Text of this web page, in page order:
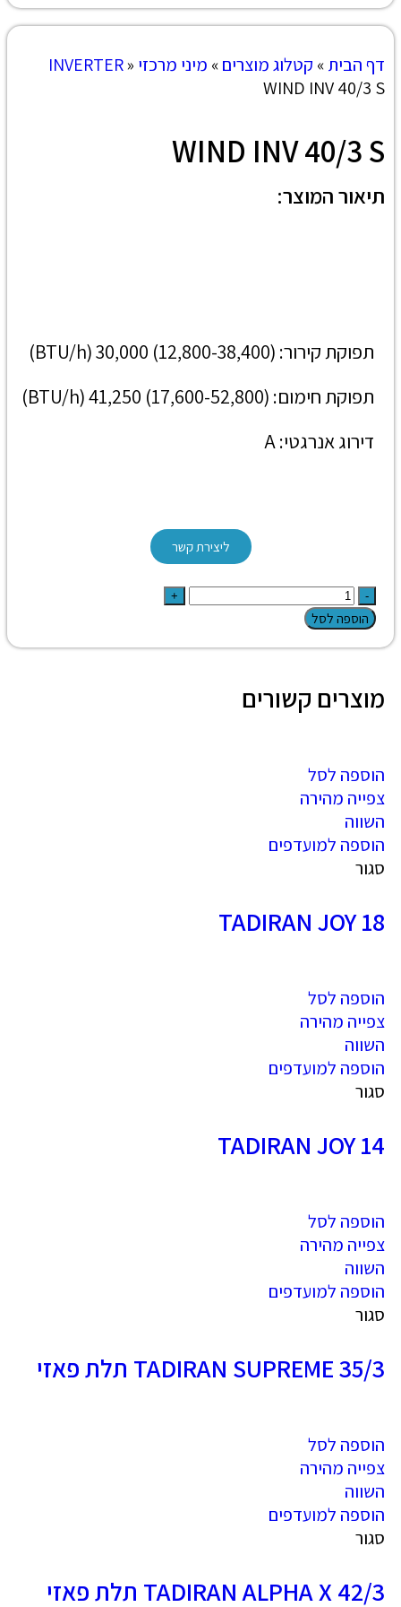
דף הבית» קטלוג מוצרים» מיני מרכזי INVERTER »
WIND INV 40/3 S
WIND INV 40/3 S
תיאור המוצר:
תפוקת קירור: (12,800-38,400) 30,000 (BTU/h)
תפוקת חימום: (17,600-52,800) 41,250 (BTU/h)
דירוג אנרגטי: A
ליצירת קשר
הוספה לסל
מוצרים קשורים
הוספה לסל
צפייה מהירה
השווה
הוספה למועדפים
סגור
TADIRAN JOY 18
הוספה לסל
צפייה מהירה
השווה
הוספה למועדפים
סגור
TADIRAN JOY 14
הוספה לסל
צפייה מהירה
השווה
הוספה למועדפים
סגור
TADIRAN SUPREME 35/3 תלת פאזי
הוספה לסל
צפייה מהירה
השווה
הוספה למועדפים
סגור
TADIRAN ALPHA X 42/3 תלת פאזי